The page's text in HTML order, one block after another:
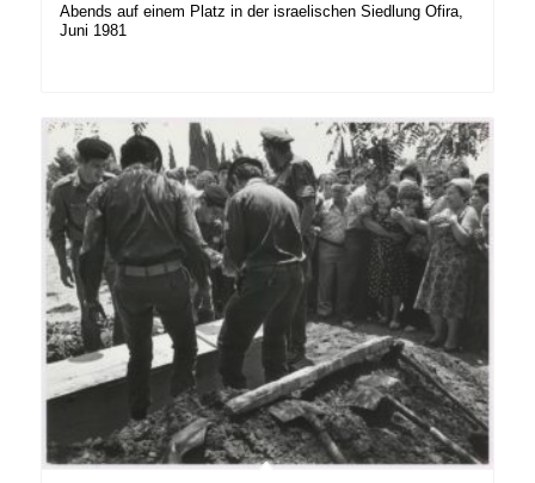
Abends auf einem Platz in der israelischen Siedlung Ofira,
Juni 1981